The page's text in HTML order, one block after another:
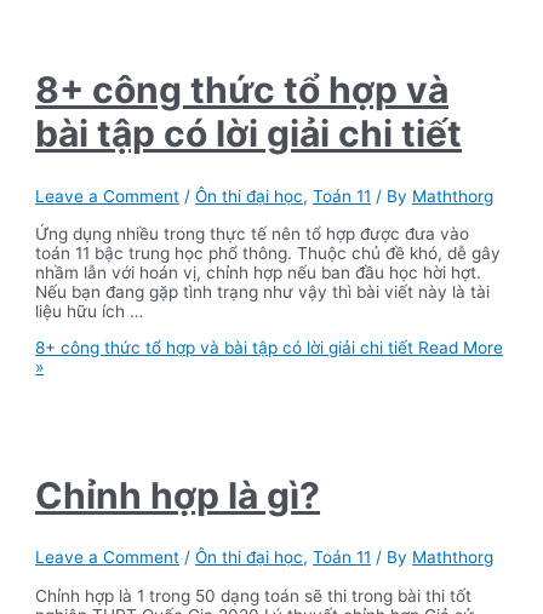
8+ công thức tổ hợp và
bài tập có lời giải chi tiết
Leave a Comment /Ôn thi đại học,Toán 11 / By Maththorg
Ứng dụng nhiều trong thực tế nên tổ hợp được đưa vào
toán 11 bậc trung học phổ thông. Thuộc chủ đề khó, dễ gây
nhầm lẫn với hoán vị, chỉnh hợp nếu ban đầu học hời hợt.
Nếu bạn đang gặp tình trạng như vậy thì bài viết này là tài
liệu hữu ích …
8+ công thức tổ hợp và bài tập có lời giải chi tiết Read More
»
Chỉnh hợp là gì?
Leave a Comment /Ôn thi đại học,Toán 11 / By Maththorg
Chỉnh hợp là 1 trong 50 dạng toán sẽ thi trong bài thi tốt